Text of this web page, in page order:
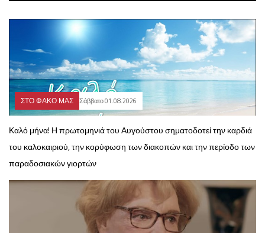
ΣΤΟ ΦΑΚΟ ΜΑΣ Σάββατο 01.08.2026
Καλό μήνα! Η πρωτομηνιά του Αυγούστου σηματοδοτεί την καρδιά
του καλοκαιριού, την κορύφωση των διακοπών και την περίοδο των
παραδοσιακών γιορτών